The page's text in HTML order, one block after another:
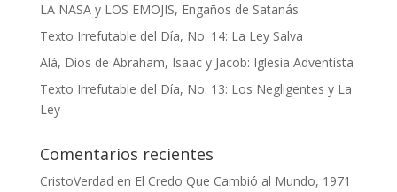
LA NASA y LOS EMOJIS, Engaños de Satanás
Texto Irrefutable del Día, No. 14: La Ley Salva
Alá, Dios de Abraham, Isaac y Jacob: Iglesia Adventista
Texto Irrefutable del Día, No. 13: Los Negligentes y La
Ley
Comentarios recientes
CristoVerdad en El Credo Que Cambió al Mundo, 1971